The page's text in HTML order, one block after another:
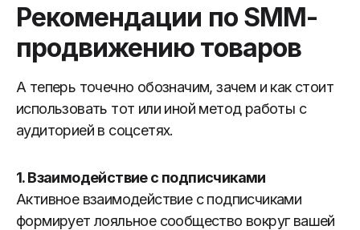
Рекомендации по SMM-
продвижению товаров
А теперь точечно обозначим, зачем и как стоит
использовать тот или иной метод работы с
аудиторией в соцсетях.
1. Взаимодействие с подписчиками
Активное взаимодействие с подписчиками
формирует лояльное сообщество вокруг вашей